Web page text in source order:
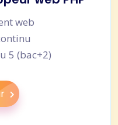
web
5 (bac+2)